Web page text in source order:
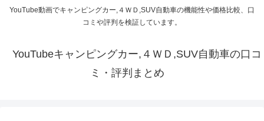
YouTube動画でキャンピングカー,４ＷＤ,SUV自動車の機能性や価格比較、口
コミや評判を検証しています。
YouTubeキャンピングカー,４ＷＤ,SUV自動車の口コ
ミ・評判まとめ